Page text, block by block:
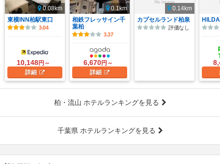
0.08km
東横INN柏駅東口
3.04
10,148円～
詳細
0.1km
相鉄フレッサイン千
葉柏
3.37
6,670円～
詳細
0.14km
カプセルランド柏泉
評価なし
柏・流山 ホテルランキングを見る
千葉県 ホテルランキングを見る